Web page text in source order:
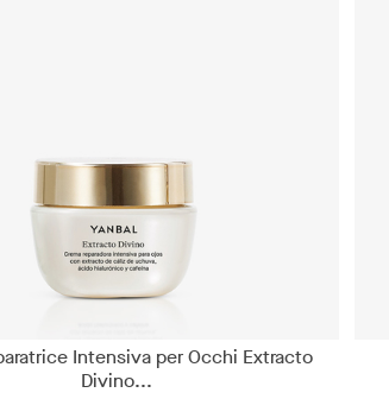
Intensiva per Occhi Extracto
Divino...